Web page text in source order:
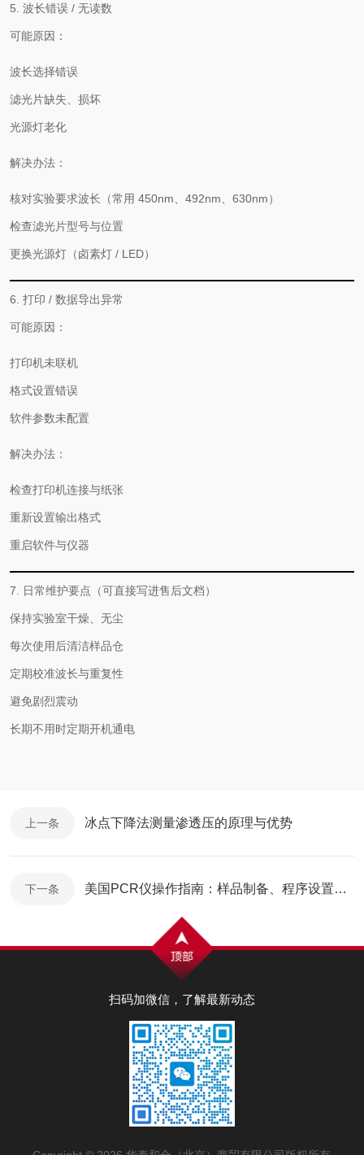
5. 波长错误 / 无读数
可能原因：
波长选择错误
滤光片缺失、损坏
光源灯老化
解决办法：
核对实验要求波长（常用 450nm、492nm、630nm）
检查滤光片型号与位置
更换光源灯（卤素灯 / LED）
6. 打印 / 数据导出异常
可能原因：
打印机未联机
格式设置错误
软件参数未配置
解决办法：
检查打印机连接与纸张
重新设置输出格式
重启软件与仪器
7. 日常维护要点（可直接写进售后文档）
保持实验室干燥、无尘
每次使用后清洁样品仓
定期校准波长与重复性
避免剧烈震动
长期不用时定期开机通电
上一条 冰点下降法测量渗透压的原理与优势
下一条 美国PCR仪操作指南：样品制备、程序设置与数据分析全流程
扫码加微信，了解最新动态